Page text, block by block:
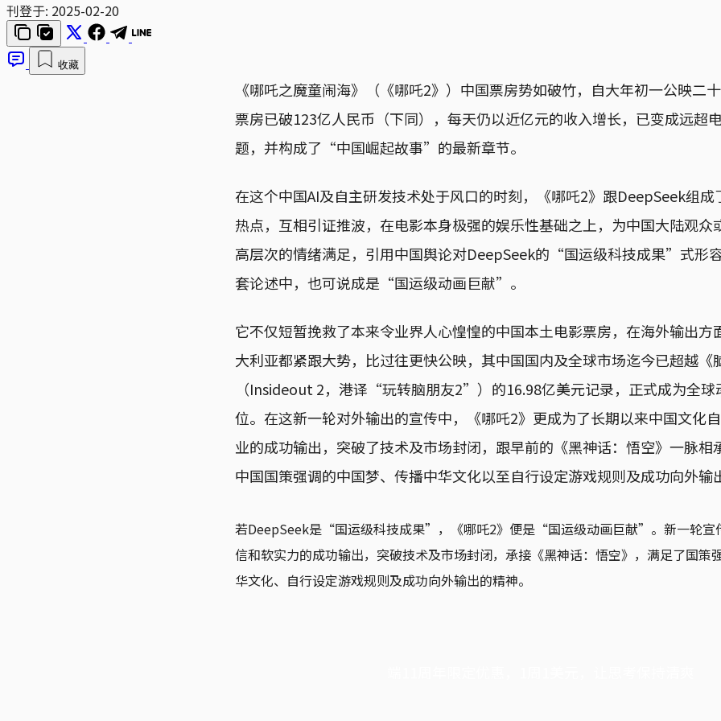
刊登于: 2025-02-20
收藏
《哪吒之魔童闹海》（《哪吒2》）中国票房势如破竹，自大年初一公映二
票房已破123亿人民币（下同），每天仍以近亿元的收入增长，已变成远超
题，并构成了“中国崛起故事”的最新章节。
在这个中国AI及自主研发技术处于风口的时刻，《哪吒2》跟DeepSeek组
热点，互相引证推波，在电影本身极强的娱乐性基础之上，为中国大陆观众
高层次的情绪满足，引用中国舆论对DeepSeek的“国运级科技成果”式形
套论述中，也可说成是“国运级动画巨献”。
它不仅短暂挽救了本来令业界人心惶惶的中国本土电影票房，在海外输出方
大利亚都紧跟大势，比过往更快公映，其中国国内及全球市场迄今已超越《
（Insideout 2，港译“玩转脑朋友2”）的16.98亿美元记录，正式成为全球
位。在这新一轮对外输出的宣传中，《哪吒2》更成为了长期以来中国文化
业的成功输出，突破了技术及市场封闭，跟早前的《黑神话：悟空》一脉相
中国国策强调的中国梦、传播中华文化以至自行设定游戏规则及成功向外输
若DeepSeek是“国运级科技成果”，《哪吒2》便是“国运级动画巨献”。新一轮宣
信和软实力的成功输出，突破技术及市场封闭，承接《黑神话：悟空》，满足了国策
华文化、自行设定游戏规则及成功向外输出的精神。